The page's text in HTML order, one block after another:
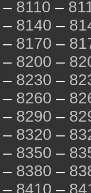
– 8110 –
– 8140 –
– 8170 –
– 8200 –
– 8230 –
– 8260 –
– 8290 –
– 8320 –
– 8350 –
– 8380 –
– 8410 –